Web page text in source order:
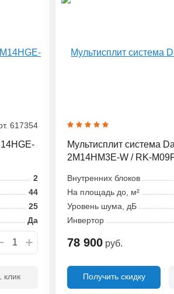
617354
2
44
25
Да
клик
Мультисплит система
2M14HM3E-W / RK-
Внутренних блоков
На площадь до, м²
Уровень шума, дБ
Инвертор
78 900 руб.
Получить скидку